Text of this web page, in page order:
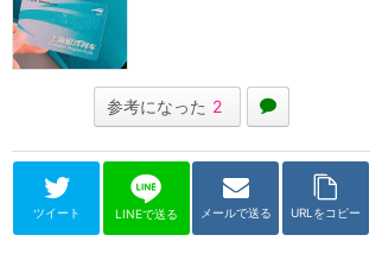
参考になった 2
ツイート LINEで送る メールで送る URLをコピー